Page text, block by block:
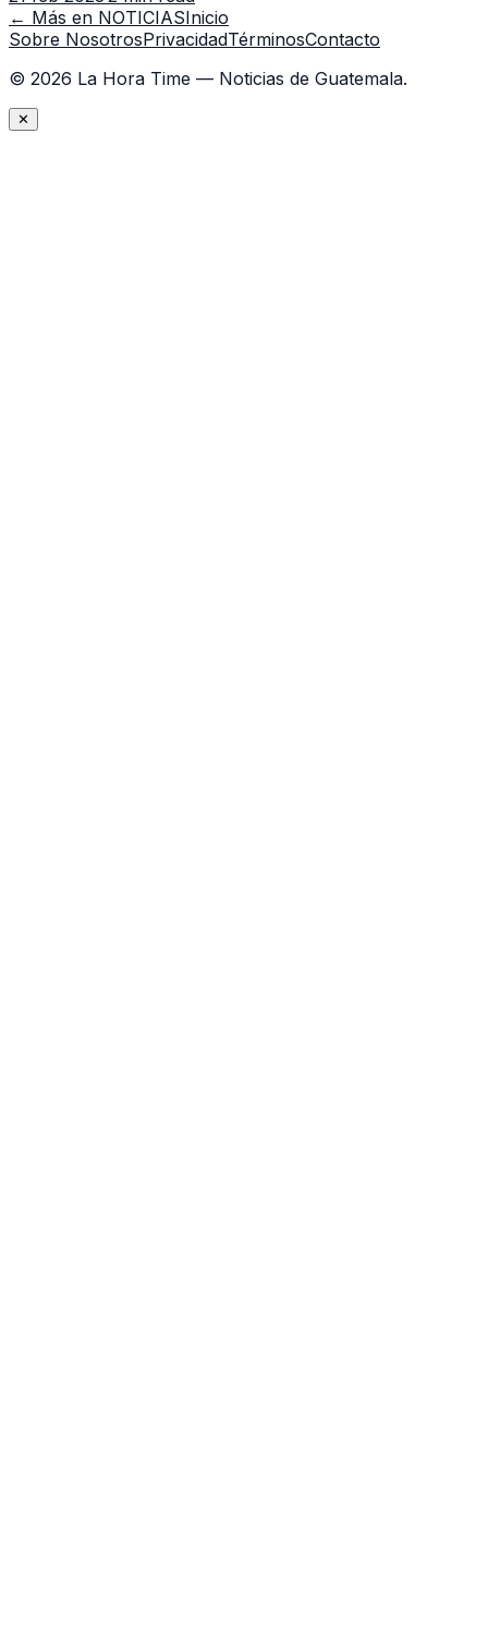
← Más en NOTICIASInicio
Sobre NosotrosPrivacidadTérminosContacto
© 2026 La Hora Time — Noticias de Guatemala.